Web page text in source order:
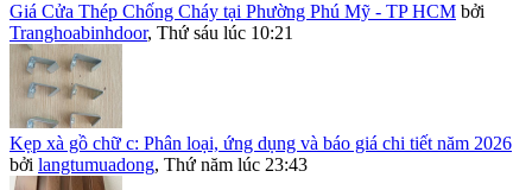
Giá Cửa Thép Chống Cháy tại Phường Phú Mỹ - TP HCM bởi
Tranghoabinhdoor, Thứ sáu lúc 10:21
Kẹp xà gồ chữ c: Phân loại, ứng dụng và báo giá chi tiết năm 2026
bởi langtumuadong, Thứ năm lúc 23:43